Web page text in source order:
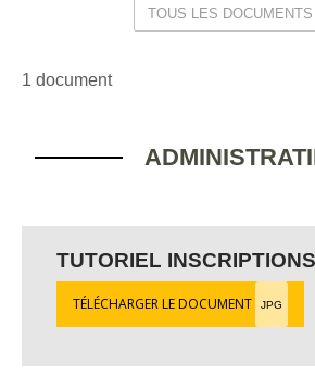
1 document
TUTORIEL
TÉLÉCHARGER LE DOCUMENT JPG